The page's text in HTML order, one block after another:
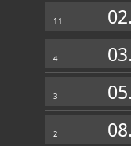
11
4
3
2
OPĆI